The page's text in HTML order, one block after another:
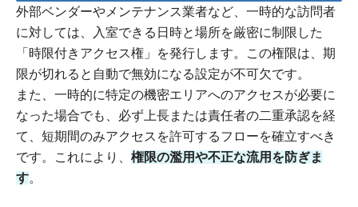
外部ベンダーやメンテナンス業者など、一時的な訪問者
に対しては、入室できる日時と場所を厳密に制限した
「時限付きアクセス権」を発行します。この権限は、期
限が切れると自動で無効になる設定が不可欠です。
また、一時的に特定の機密エリアへのアクセスが必要に
なった場合でも、必ず上長または責任者の二重承認を経
て、短期間のみアクセスを許可するフローを確立すべき
です。これにより、 権限の濫用や不正な流用を防ぎま
す。